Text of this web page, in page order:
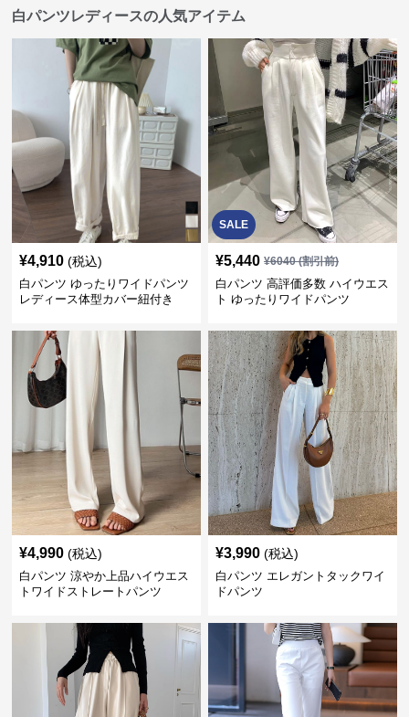
白パンツレディースの人気アイテム
¥4,910 (税込)
白パンツ ゆったりワイドパンツ
レディース体型カバー紐付き
SALE
¥5,440 ¥6040(割引前)
白パンツ 高評価多数 ハイウエス
ト ゆったりワイドパンツ
¥4,990 (税込)
白パンツ 涼やか上品ハイウエス
トワイドストレートパンツ
¥3,990 (税込)
白パンツ エレガントタックワイ
ドパンツ